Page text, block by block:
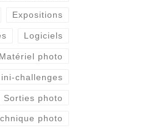
Expositions
Logiciels
Matériel photo
challenges
Sorties photo
photo